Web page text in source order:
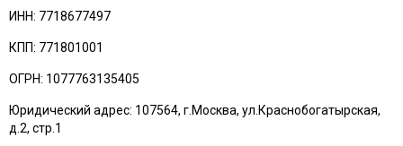
ИНН: 7718677497
КПП: 771801001
ОГРН: 1077763135405
Юридический адрес: 107564, г.Москва, ул.Краснобогатырская,
д.2, стр.1